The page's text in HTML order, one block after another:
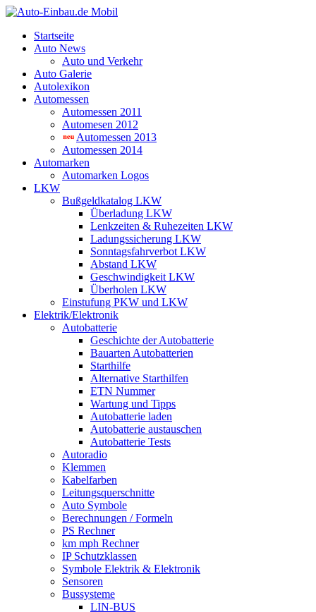
Startseite
Auto News
Auto und Verkehr
Auto Galerie
Autolexikon
Automessen
Automessen 2011
Automesen 2012
Automessen 2013
Automessen 2014
Automarken
Automarken Logos
LKW
Bußgeldkatalog LKW
Überladung LKW
Lenkzeiten & Ruhezeiten LKW
Ladungssicherung LKW
Sonntagsfahrverbot LKW
Abstand LKW
Geschwindigkeit LKW
Überholen LKW
Einstufung PKW und LKW
Elektrik/Elektronik
Autobatterie
Geschichte der Autobatterie
Bauarten Autobatterien
Starthilfe
Alternative Starthilfen
ETN Nummer
Wartung und Tipps
Autobatterie laden
Autobatterie austauschen
Autobatterie Tests
Autoradio
Klemmen
Kabelfarben
Leitungsquerschnitte
Auto Symbole
Berechnungen / Formeln
PS Rechner
km mph Rechner
IP Schutzklassen
Symbole Elektrik & Elektronik
Sensoren
Bussysteme
LIN-BUS